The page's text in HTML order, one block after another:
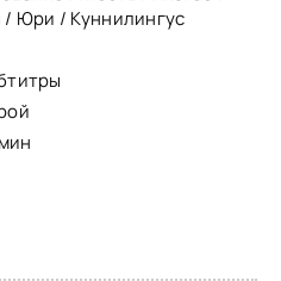
/ Юри / Куннилингус